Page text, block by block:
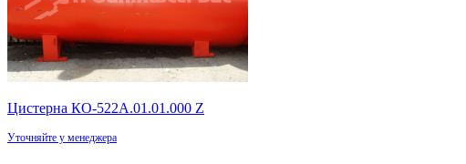
Цистерна КО-522А.01.01.000 Z
Уточняйте у менеджера